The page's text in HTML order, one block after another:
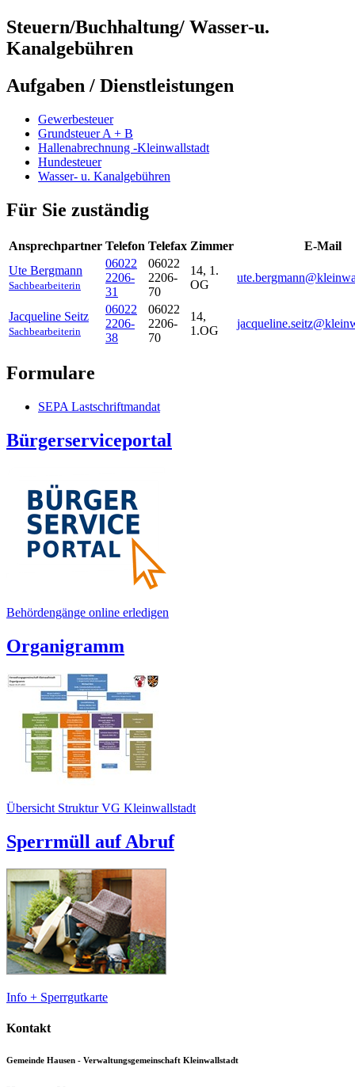
Steuern/Buchhaltung/ Wasser-u.
Kanalgebühren
Aufgaben / Dienstleistungen
Gewerbesteuer
Grundsteuer A + B
Hallenabrechnung -Kleinwallstadt
Hundesteuer
Wasser- u. Kanalgebühren
Für Sie zuständig
Ansprechpartner Telefon Telefax Zimmer
E-Mail
Ute Bergmann
Sachbearbeiterin
06022
2206-
31
06022
2206-
70
14, 1.
OG
Jacqueline Seitz
Sachbearbeiterin
06022
2206-
38
06022
2206-
70
14,
1.OG
Formulare
SEPA Lastschriftmandat
Bürgerserviceportal
Behördengänge online erledigen
Organigramm
Übersicht Struktur VG Kleinwallstadt
Sperrmüll auf Abruf
Info + Sperrgutkarte
Kontakt
Gemeinde Hausen - Verwaltungsgemeinschaft Kleinwallstadt